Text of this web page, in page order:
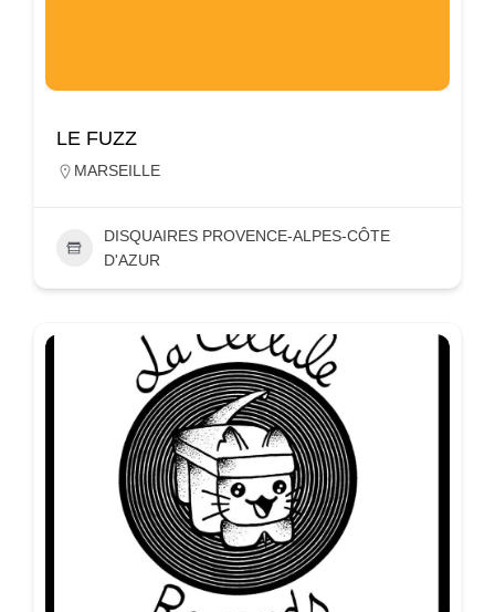
LE FUZZ
MARSEILLE
DISQUAIRES PROVENCE-ALPES-CÔTE
D'AZUR